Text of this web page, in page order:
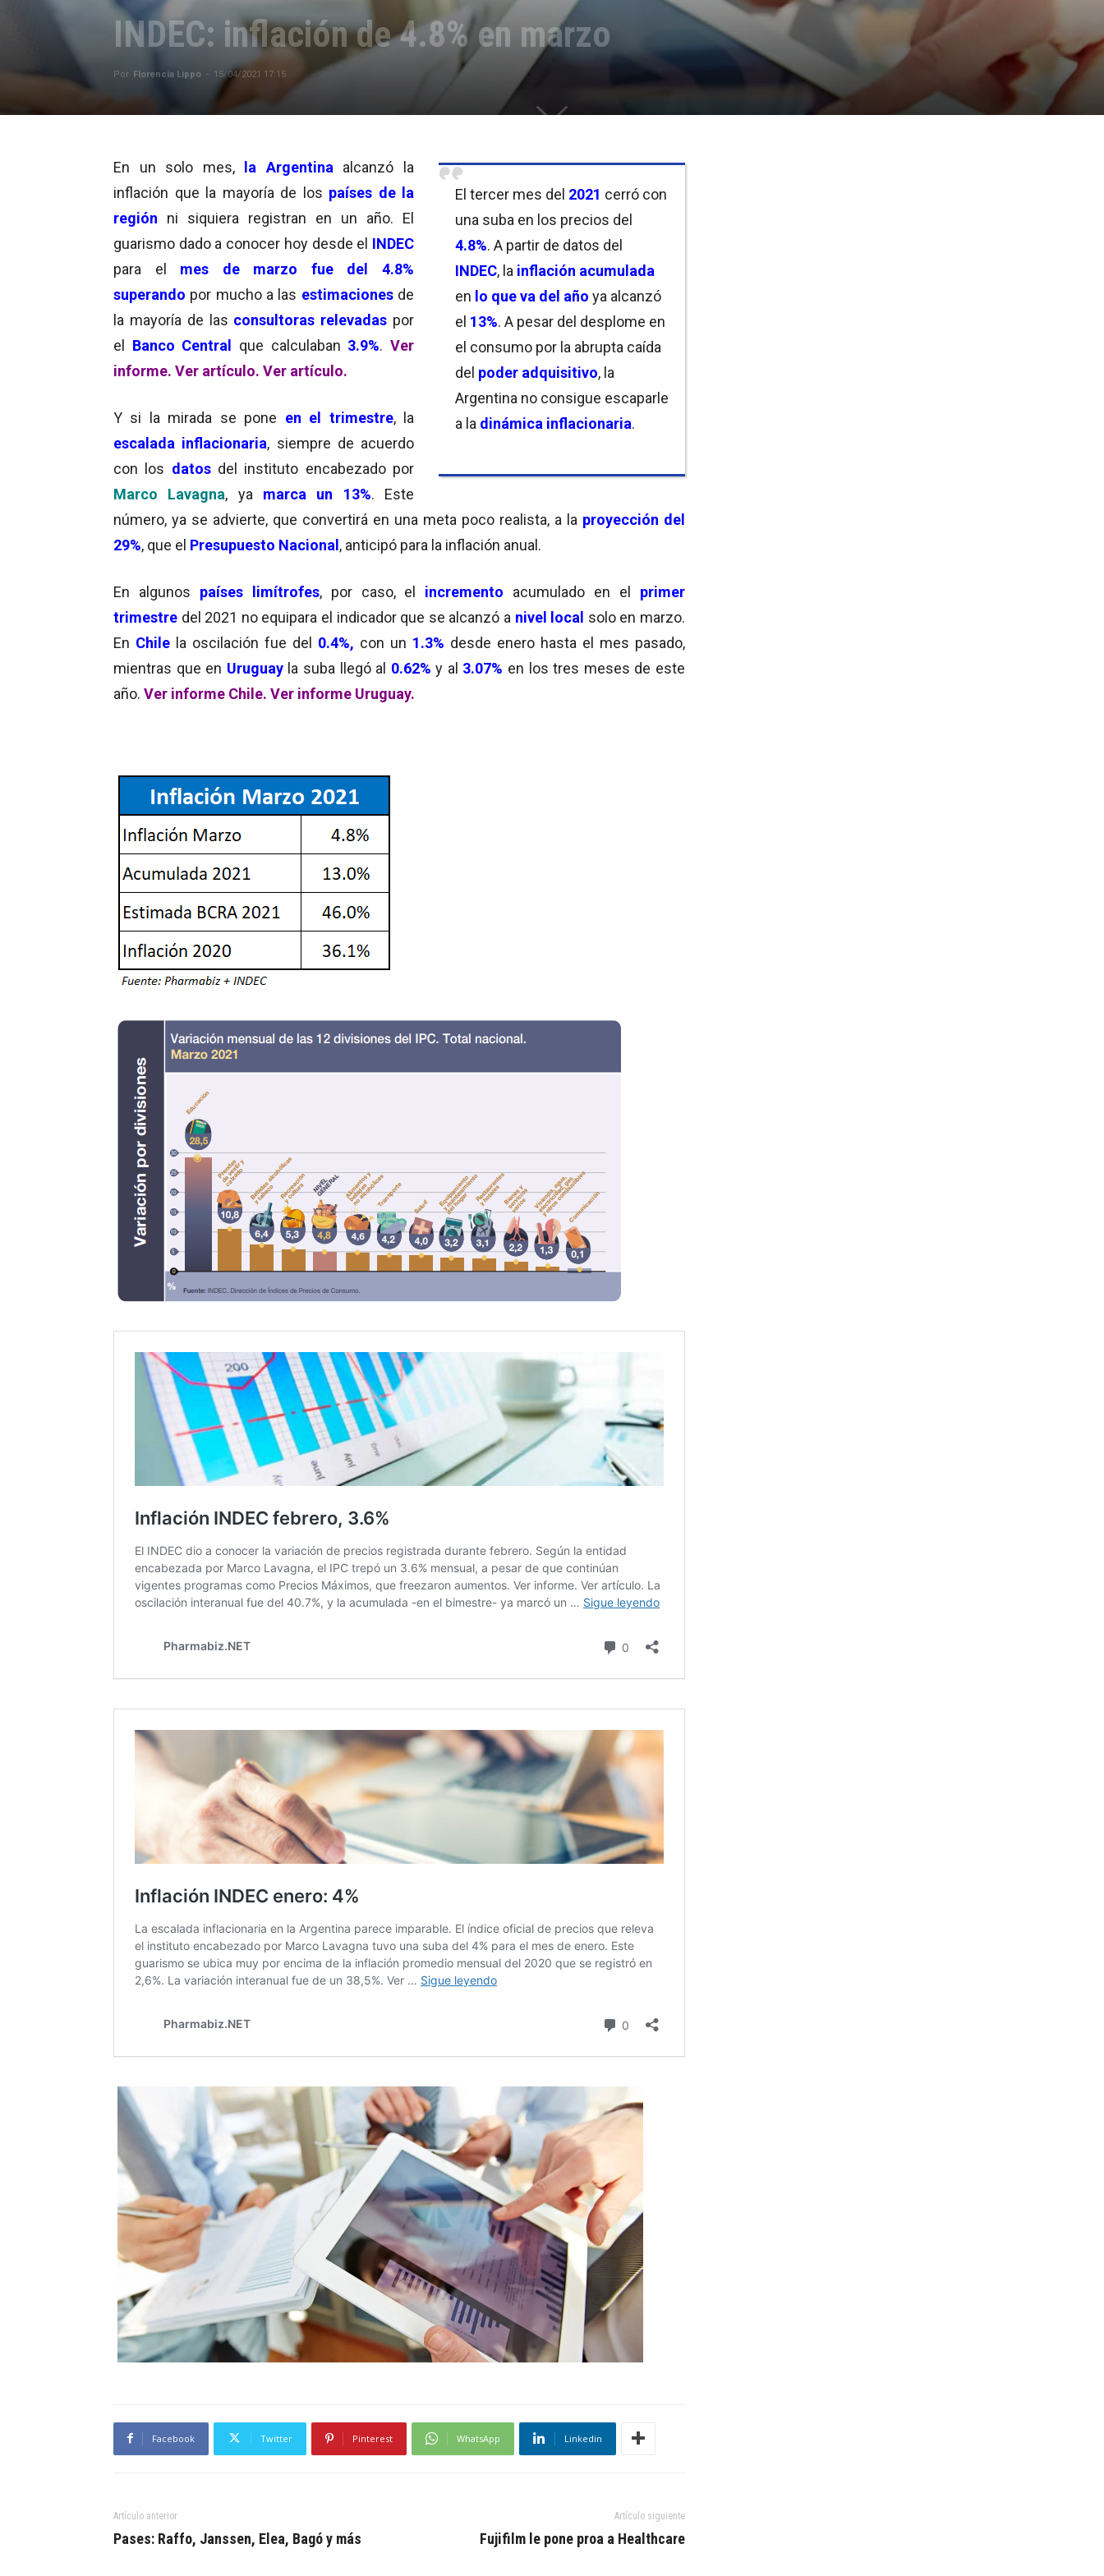
INDEC: inflación de 4.8% en marzo
Por Florencia Lippo - 15/04/2021 17:15
El tercer mes del 2021 cerró con
una suba en los precios del
4.8%. A partir de datos del
INDEC, la inflación acumulada
en lo que va del año ya alcanzó
el 13%. A pesar del desplome en
el consumo por la abrupta caída
del poder adquisitivo, la
Argentina no consigue escaparle
a la dinámica inflacionaria.
En un solo mes, la Argentina alcanzó la
inflación que la mayoría de los países de la
región ni siquiera registran en un año. El
guarismo dado a conocer hoy desde el INDEC
para el mes de marzo fue del 4.8%
superando por mucho a las estimaciones de
la mayoría de las consultoras relevadas por
el Banco Central que calculaban 3.9%.Ver
informe. Ver artículo. Ver artículo.
Y si la mirada se pone en el trimestre, la
escalada inflacionaria, siempre de acuerdo
con los datosdel instituto encabezado por
Marco Lavagna, ya marca un 13%. Este
número, ya se advierte, que convertirá en una meta poco realista, a la proyección del
29%, que el Presupuesto Nacional, anticipó para la inflación anual.
En algunos países limítrofes, por caso, el incremento acumulado en el primer
trimestre del 2021 no equipara el indicador que se alcanzó a nivel local solo en marzo.
En Chile la oscilación fue del 0.4%, con un 1.3% desde enero hasta el mes pasado,
mientras que en Uruguayla suba llegó al 0.62% y al 3.07% en los tres meses de este
año. Ver informe Chile. Ver informe Uruguay.
Facebook Twitter Pinterest WhatsApp Linkedin
Artículo anterior
Pases: Raffo, Janssen, Elea, Bagó y más
Artículo siguiente
Fujifilm le pone proa a Healthcare